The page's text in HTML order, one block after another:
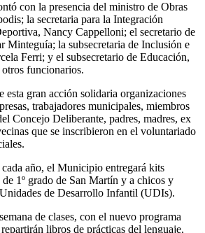
con la presencia del ministro de Obras
la secretaria para la Integración
Nancy Cappelloni; el secretario de
Minteguía; la subsecretaria de Inclusión e
Ferri; y el subsecretario de Educación,
funcionarios.
esta gran acción solidaria organizaciones
trabajadores municipales, miembros
Concejo Deliberante, padres, madres, ex
que se inscribieron en el voluntariado
año, el Municipio entregará kits
de 1º grado de San Martín y a chicos y
de Desarrollo Infantil (UDIs).
de clases, con el nuevo programa
libros de prácticas del lenguaje,